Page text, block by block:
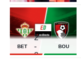
BET
2
-
2
BOU